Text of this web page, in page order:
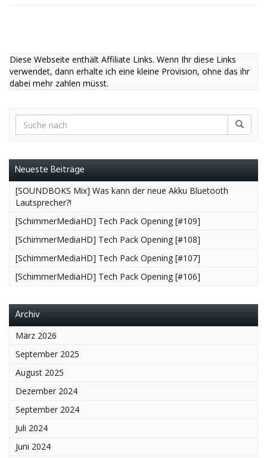
Diese Webseite enthält Affiliate Links. Wenn Ihr diese Links
verwendet, dann erhalte ich eine kleine Provision, ohne das ihr
dabei mehr zahlen müsst.
Neueste Beiträge
[SOUNDBOKS Mix] Was kann der neue Akku Bluetooth
Lautsprecher?!
[SchimmerMediaHD] Tech Pack Opening [#109]
[SchimmerMediaHD] Tech Pack Opening [#108]
[SchimmerMediaHD] Tech Pack Opening [#107]
[SchimmerMediaHD] Tech Pack Opening [#106]
Archiv
März 2026
September 2025
August 2025
Dezember 2024
September 2024
Juli 2024
Juni 2024